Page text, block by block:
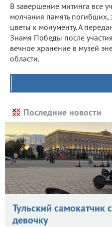
В завершение митинга все
молчания память погибших,
цветы к монументу. А
Знамя Победы после
вечное хранение в музей
области.
Последние новости
Тульский самокатчик
девочку